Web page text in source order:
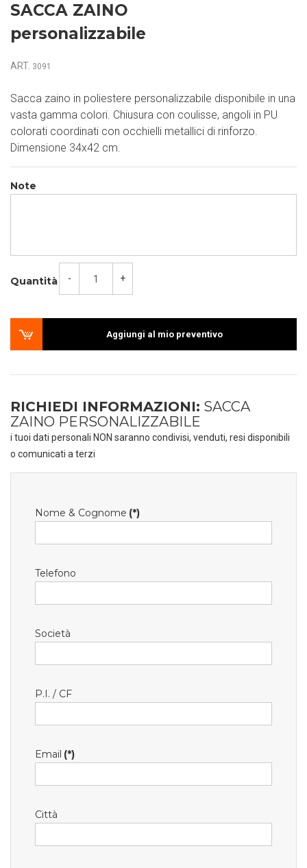
SACCA ZAINO
personalizzabile
ART. 3091
Sacca zaino in poliestere personalizzabile disponibile in una
vasta gamma colori. Chiusura con coulisse, angoli in PU
colorati coordinati con occhielli metallici di rinforzo.
Dimensione 34x42 cm.
Note
Quantità - +
Aggiungi al mio preventivo
RICHIEDI INFORMAZIONI: SACCA
ZAINO PERSONALIZZABILE
i tuoi dati personali NON saranno condivisi, venduti, resi disponibili
o comunicati a terzi
Nome & Cognome (*)
Telefono
Società
P.I. / CF
Email (*)
Città